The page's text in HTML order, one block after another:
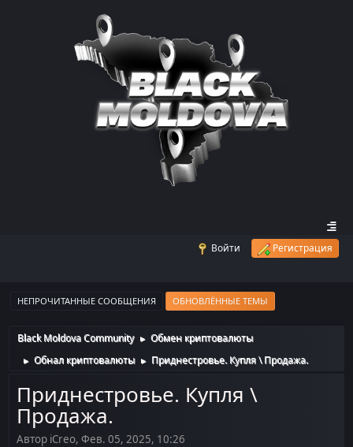
Войти Регистрация
НЕПРОЧИТАННЫЕ СООБЩЕНИЯ ОБНОВЛЁННЫЕ ТЕМЫ
Black Moldova Community ► Обмен криптовалюты
► Обнал криптовалюты ► Приднестровье. Купля \ Продажа.
Приднестровье. Купля \
Продажа.
Автор iCreo, Фев. 05, 2025, 10:26